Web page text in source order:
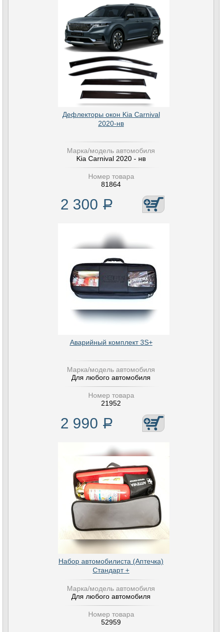
Дефлекторы окон Kia Carnival
2020-нв
Марка/модель автомобиля
Kia Carnival 2020 - нв
Номер товара
81864
2 300 Р
Аварийный комплект 3S+
Марка/модель автомобиля
Для любого автомобиля
Номер товара
21952
2 990 Р
Набор автомобилиста (Аптечка)
Стандарт +
Марка/модель автомобиля
Для любого автомобиля
Номер товара
52959